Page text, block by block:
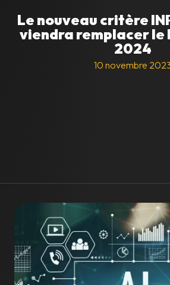
Le nouveau critère
viendra remplacer le
2024
10 novembre